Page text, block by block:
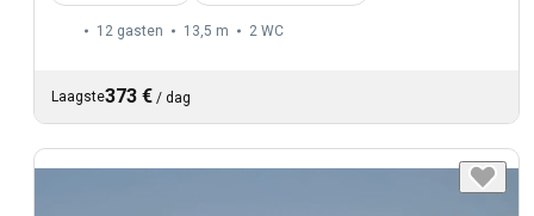
12 gasten 13,5 m 2 WC
Laagste373 € / dag